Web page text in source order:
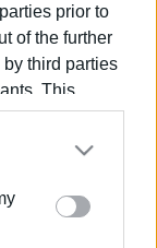
prior to
of the further
third parties
This
to third parties
that may
or more
information
/ 10:09
αγωγό στο
της
Κέρκυρα